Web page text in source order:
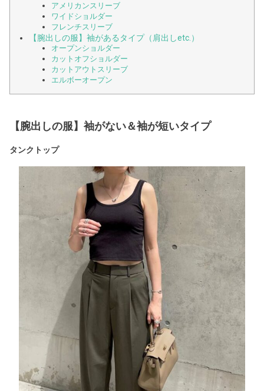
アメリカンスリーブ
ワイドショルダー
フレンチスリーブ
【腕出しの服】袖があるタイプ（肩出しetc.）
オープンショルダー
カットオフショルダー
カットアウトスリーブ
エルボーオープン
【腕出しの服】袖がない＆袖が短いタイプ
タンクトップ